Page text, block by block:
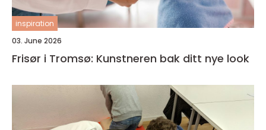
inspiration
03. June 2026
Frisør i Tromsø: Kunstneren bak ditt nye look